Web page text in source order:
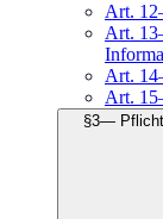
Art. 12
Art. 13
Art. 14
Art. 15
§3—